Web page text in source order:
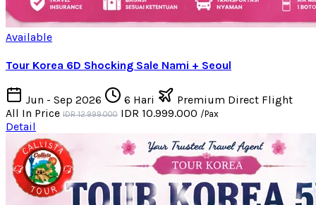
Available
Tour Korea 6D Shocking Sale Nami + Seoul
Jun - Sep 2026 6 Hari
Premium Direct Flight
All In Price IDR 12.999.000 IDR 10.999.000 /Pax
Detail